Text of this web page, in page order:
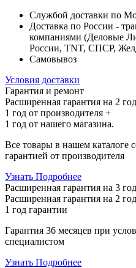
Службой доставки по
Доставка по России -
компаниями (Деловые
России, TNT, СПСР,
Самовывоз
Условия доставки
Гарантия и ремонт
Расширенная гарантия на 2
1 год от производителя +
1 год от нашего магазина.
Все товары в нашем каталоге
гарантией от производителя
Узнать Подробнее
Расширенная гарантия на 3
Расширенная гарантия на 2
1 год гарантии
Гарантия 36 месяцев при
специалистом
Узнать Подробнее